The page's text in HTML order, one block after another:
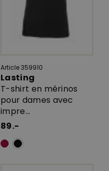
Article 359910
Lasting
T-shirt en mérinos
pour dames avec
impre...
89.-